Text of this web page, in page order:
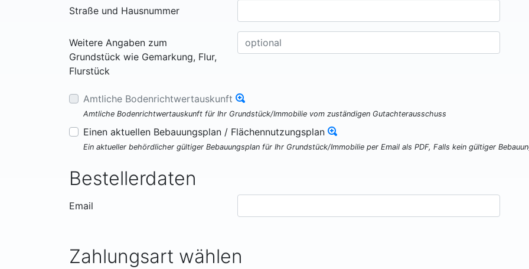
Straße und Hausnummer
Weitere Angaben zum
Grundstück wie Gemarkung, Flur,
Flurstück
Amtliche Bodenrichtwertauskunft
Amtliche Bodenrichtwertauskunft für Ihr Grundstück/Immobilie vom zuständigen Gutachterausschuss
Einen aktuellen Bebauungsplan / Flächennutzungsplan
Ein aktueller behördlicher gültiger Bebauungsplan für Ihr Grundstück/Immobilie per Email als PDF, Falls kein gültiger
Bestellerdaten
Email
Zahlungsart wählen